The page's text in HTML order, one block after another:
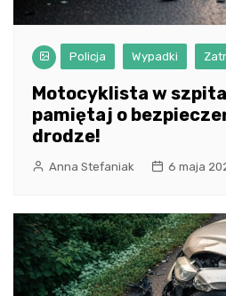
Policja Wypadki
Motocyklista w
pamiętaj o
drodze!
Anna Stefaniak 6 maja